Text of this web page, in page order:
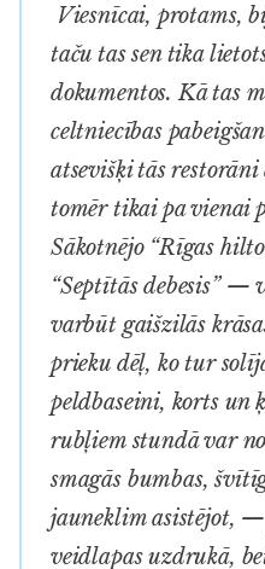
Viesnīcai, protams,
taču tas sen tika
dokumentos. Kā tas
celtniecības
atsevišķi tās restorāni
tomēr tikai pa vienai
Sākotnējo “Rīgas
“Septītās debesis” —
varbūt gaišzilās
prieku dēļ, ko tur
peldbaseini, korts un
rubļiem stundā var
smagās bumbas,
jauneklim asistējot,
veidlapas uzdrukā,